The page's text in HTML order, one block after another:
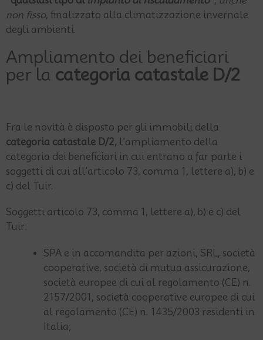
non fisso, finalizzato alla climatizzazione invernale
degli ambienti.
Ampliamento dei beneficiari
per la categoria catastale D/2
Fra le novità è disposto per gli immobili della
categoria catastale D/2, l’ampliamento della
categoria dei beneficiari in cui entrano a far parte i
soggetti di cui all’articolo 73, comma 1, lettere a), b) e
c) del Tuir.
Soggetti articolo 73, comma 1, lettere a), b) e c) del
Tuir:
SPA e in accomandita per azioni, SRL, società
cooperative, società di mutua assicurazione,
società europee di cui al regolamento (CE) n.
2157/2001, società cooperative europee di cui
al regolamento (CE) n. 1435/2003 residenti in
Italia;